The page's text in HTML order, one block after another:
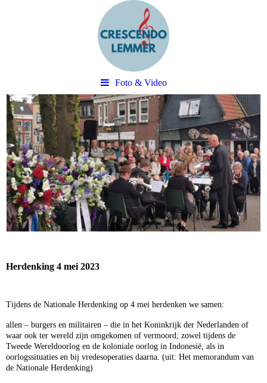
Foto & Video
Herdenking 4 mei 2023
Tijdens de Nationale Herdenking op 4 mei herdenken we samen:
allen – burgers en militairen – die in het Koninkrijk der Nederlanden of
waar ook ter wereld zijn omgekomen of vermoord; zowel tijdens de
Tweede Wereldoorlog en de koloniale oorlog in Indonesië, als in
oorlogssituaties en bij vredesoperaties daarna. (uit: Het memorandum van
de Nationale Herdenking)